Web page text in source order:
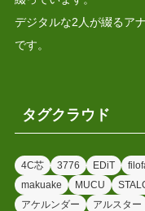
デジタルな2人が綴るア
です。
タグクラウド
4C芯 3776 EDiT
makuake
MUCU
アケルンダー
アルスター